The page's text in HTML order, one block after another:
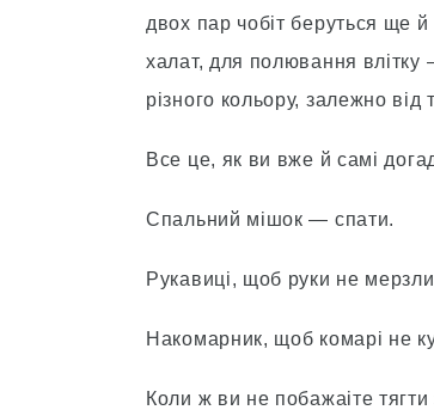
двох пар чобiт беруться ще
халат, для полювання
рiзного кольору, залежно
Все це, як ви вже й самi
Спальний мiшок — спати.
Рукавицi, щоб руки не
Накомарник, щоб комарi не
Коли ж ви не побажаіте